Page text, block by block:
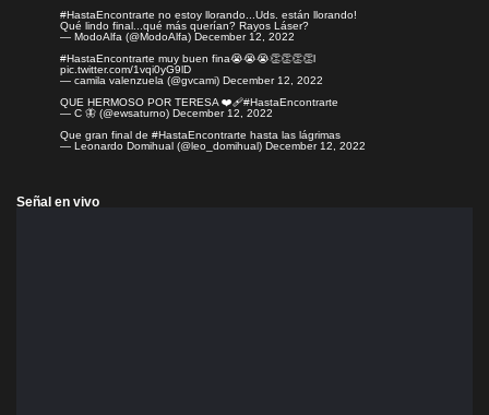
#HastaEncontrarte no estoy llorando...Uds. están llorando!
Qué lindo final...qué más querían? Rayos Láser?
— ModoAlfa (@ModoAlfa) December 12, 2022
#HastaEncontrarte muy buen fina😭😭😭👏👏👏👏l
pic.twitter.com/1vqi0yG9lD
— camila valenzuela (@gvcami) December 12, 2022
QUE HERMOSO POR TERESA ❤️‍🩹#HastaEncontrarte
— C 🦋 (@ewsaturno) December 12, 2022
Que gran final de #HastaEncontrarte hasta las lágrimas
— Leonardo Domihual (@leo_domihual) December 12, 2022
Señal en vivo